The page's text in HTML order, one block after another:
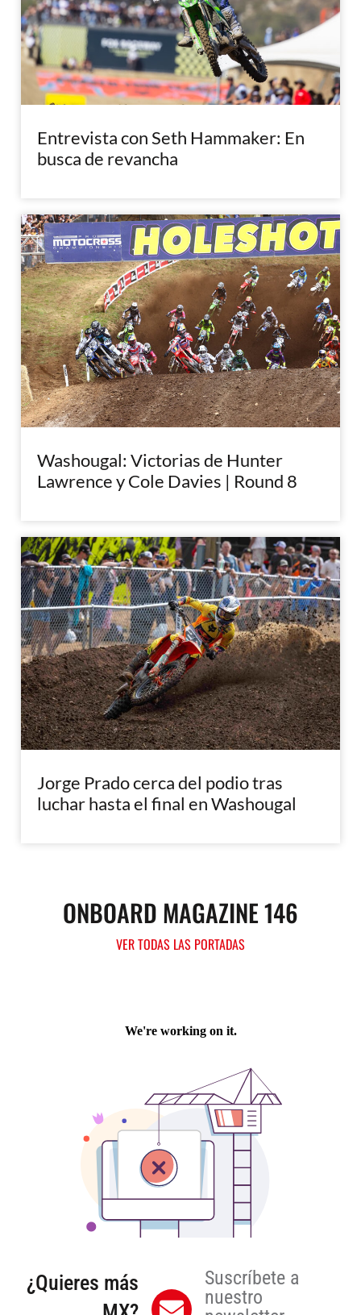
Entrevista con Seth Hammaker: En
busca de revancha
Washougal: Victorias de Hunter
Lawrence y Cole Davies | Round 8
Jorge Prado cerca del podio tras
luchar hasta el final en Washougal
ONBOARD MAGAZINE 146
VER TODAS LAS PORTADAS
¿Quieres más
Suscríbete a
nuestro